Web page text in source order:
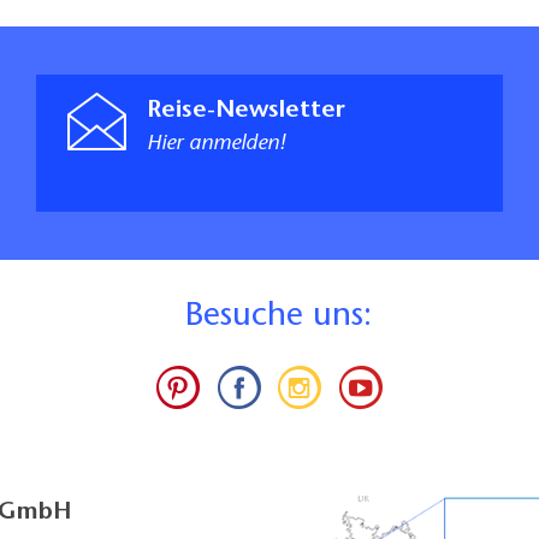
Reise-Newsletter
Hier anmelden!
Besuche uns: